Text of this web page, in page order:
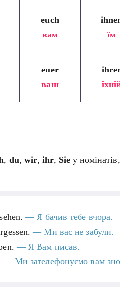
euch
вам
їм
euer
ваш
, du,wir, ihr, Sie у
— Я бачив тебе вчора.
— Ми вас не забули.
— Я Вам писав.
— Ми зателефонуємо вам